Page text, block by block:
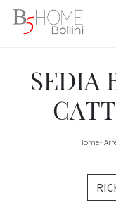
SEDIA
Home-